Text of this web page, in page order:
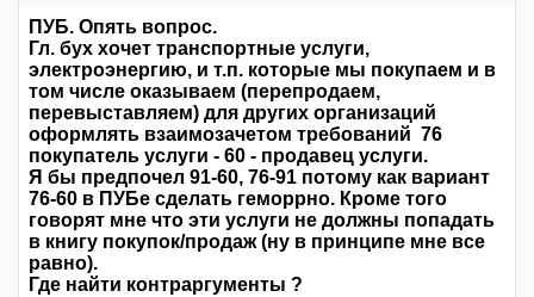
ПУБ. Опять вопрос.
Гл. бух хочет транспортные услуги,
электроэнергию, и т.п. которые мы покупаем и в
том числе оказываем (перепродаем,
перевыставляем) для других организаций
оформлять взаимозачетом требований 76
покупатель услуги - 60 - продавец услуги.
Я бы предпочел 91-60, 76-91 потому как вариант
76-60 в ПУБе сделать геморрно. Кроме того
говорят мне что эти услуги не должны попадать
в книгу покупок/продаж (ну в принципе мне все
равно).
Где найти контраргументы ?